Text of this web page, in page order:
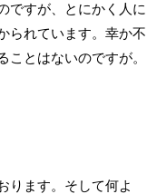
ですが、とにかく人に
られています。幸か不
とはないのですが。
ります。そして何よ